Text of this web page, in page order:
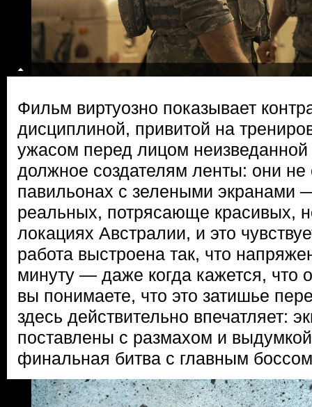
Фильм виртуозно показывает
дисциплиной, привитой на
ужасом перед лицом неизведанной
должное создателям ленты: они не
павильонах с зелеными экранами
реальных, потрясающе красивых,
локациях Австралии, и это
работа выстроена так, что
минуту — даже когда кажется, что
вы понимаете, что это затишье
здесь действительно впечатляет:
поставлены с размахом и
финальная битва с главным